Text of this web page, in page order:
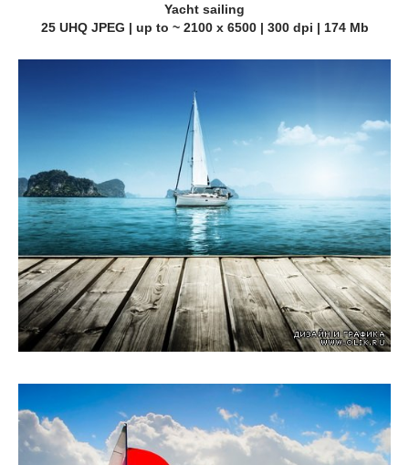
Yacht sailing
25 UHQ JPEG | up to ~ 2100 x 6500 | 300 dpi | 174 Mb